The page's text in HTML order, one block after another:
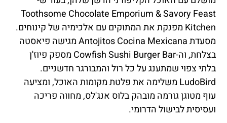
Toothsome Chocolate Emporium & Savory Feast
Kitchen מפנקת את המתוקים עם אלכימיה של קינוחים.
מסעדת Antojitos Cocina Mexicana מגישה פיאסטה
בצלחת, וה-Cowfish Sushi Burger Bar מספק פיוז'ן
בלתי צפוי שמתענג על כל רול והמבורגר חדשניים.
LudoBird משלימה את פלטת מקומות האוכל, ומציעה
עוף מטוגן גורמה מובהק בלוס אנג'לס, מחווה פריכה
ועסיסית לבישול הדרומי.